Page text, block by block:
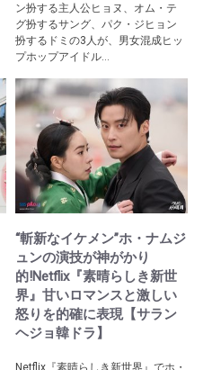
ン扮する主人公ヒョヌ、オム・テ
グ扮するサング、パク・ジヒョン
扮するドミの3人が、男女混成ヒッ
プホップアイドル...
“斬新なイケメン”ホ・ナムジ
ュンの演技が神がかり
的!Netflix『素晴らしき新世
界』甘いロマンスと激しい
怒りを的確に表現【サラン
ヘジョ韓ドラ】
Netflix『素晴らしき新世界』でホ・